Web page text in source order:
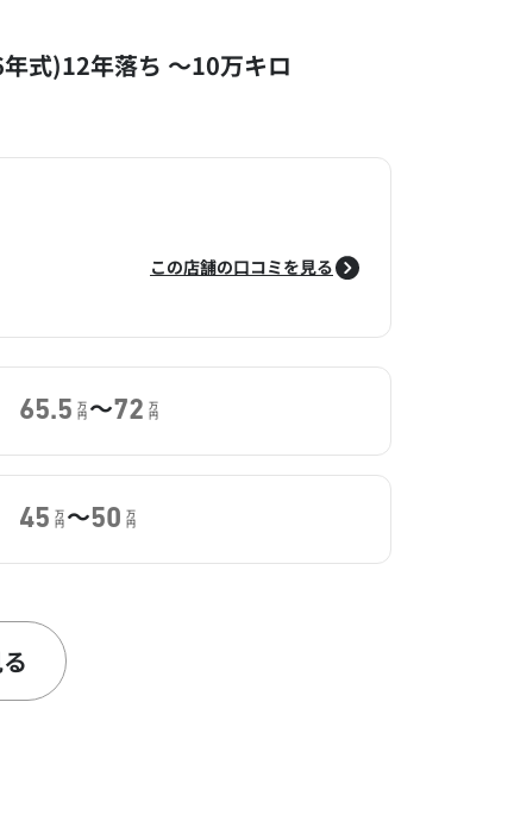
式)12年落ち ～10万キロ
この店舗の口コミを見る
65.5 万
円 ～72 万
円
45 万
円 ～50 万
円
44 万
円